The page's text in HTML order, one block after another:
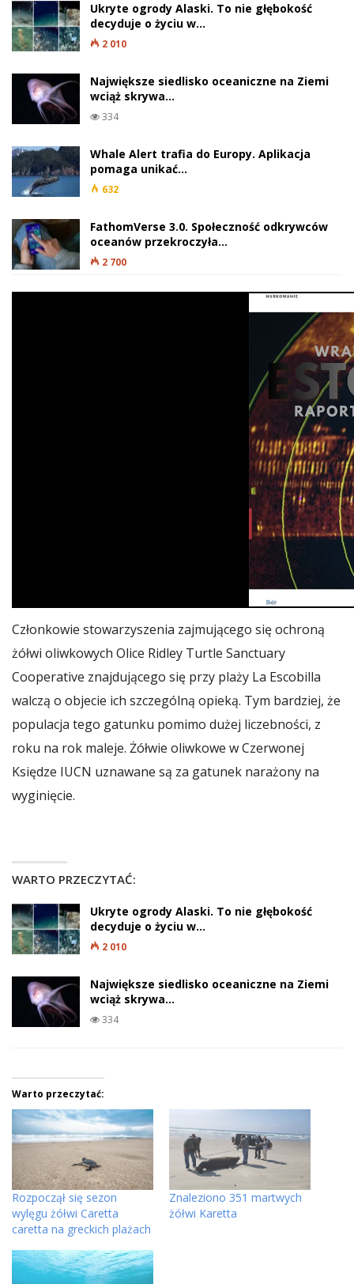
Ukryte ogrody Alaski. To nie głębokość
decyduje o życiu w…
2 010
Największe siedlisko oceaniczne na Ziemi
wciąż skrywa…
334
Whale Alert trafia do Europy. Aplikacja
pomaga unikać…
632
FathomVerse 3.0. Społeczność odkrywców
oceanów przekroczyła…
2 700
Członkowie stowarzyszenia zajmującego się ochroną
żółwi oliwkowych Olice Ridley Turtle Sanctuary
Cooperative znajdującego się przy plaży La Escobilla
walczą o objecie ich szczególną opieką. Tym bardziej, że
populacja tego gatunku pomimo dużej liczebności, z
roku na rok maleje. Żółwie oliwkowe w Czerwonej
Księdze IUCN uznawane są za gatunek narażony na
wyginięcie.
WARTO PRZECZYTAĆ:
Ukryte ogrody Alaski. To nie głębokość
decyduje o życiu w…
2 010
Największe siedlisko oceaniczne na Ziemi
wciąż skrywa…
334
Warto przeczytać:
Rozpoczął się sezon
wylęgu żółwi Caretta
caretta na greckich plażach
Znaleziono 351 martwych
żółwi Karetta